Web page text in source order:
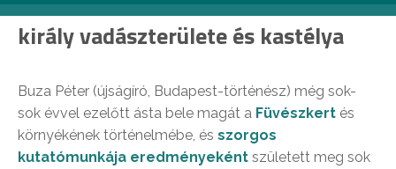
király vadászterülete és kastélya
Buza Péter (újságíró, Budapest-történész) még sok-
sok évvel ezelőtt ásta bele magát a Füvészkert és
környékének történelmébe, és szorgos
kutatómunkája eredményeként született meg sok